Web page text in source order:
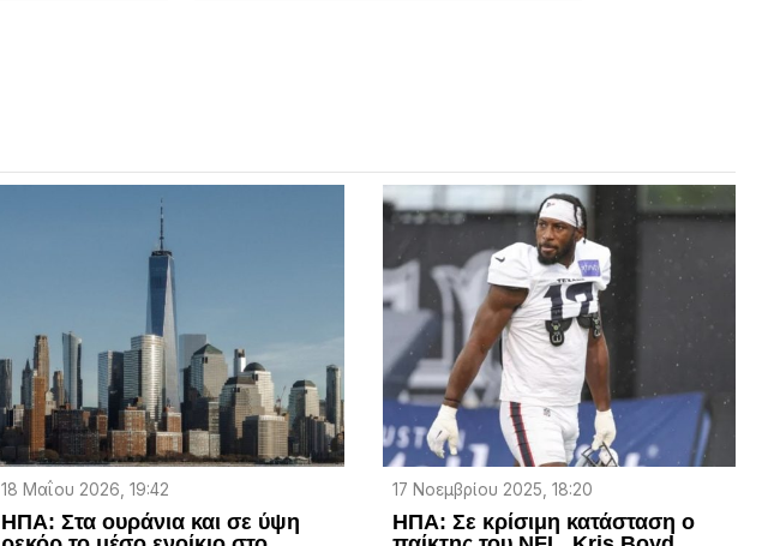
18 Μαΐου 2026, 19:42
ΗΠΑ: Στα ουράνια και σε ύψη
17 Νοεμβρίου 2025, 18:20
ΗΠΑ: Σε κρίσιμη κατάσταση ο